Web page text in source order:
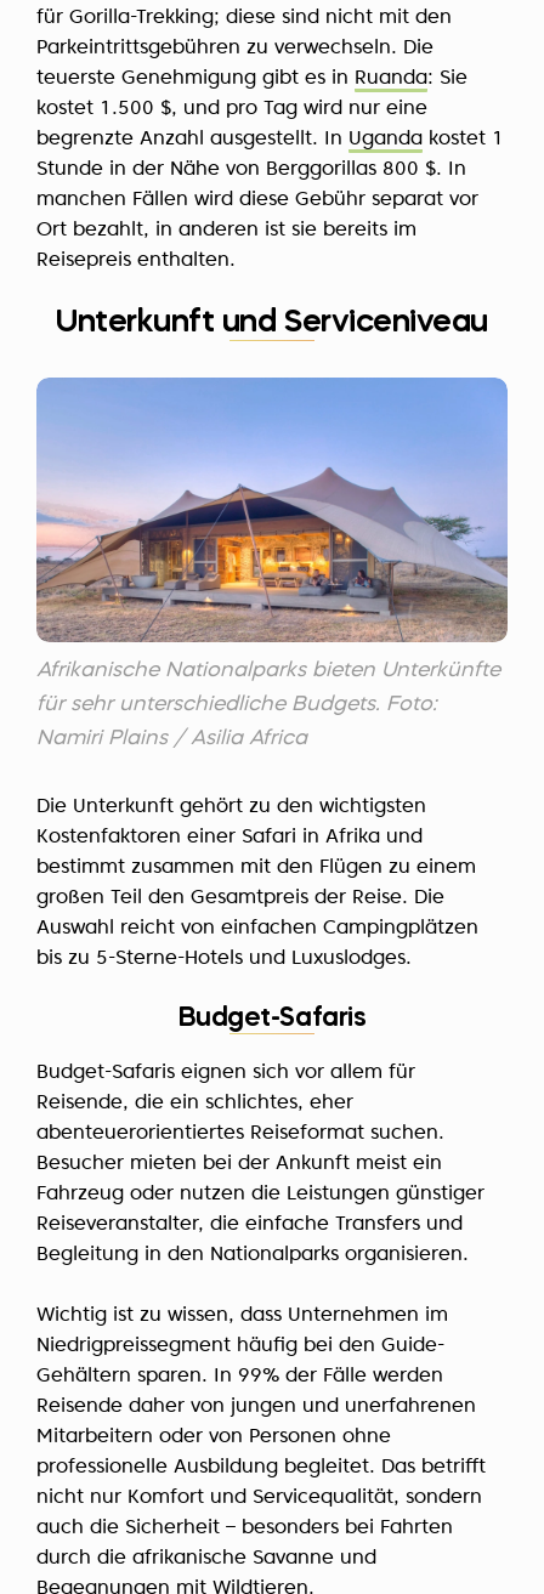
für Gorilla-Trekking; diese sind nicht mit den
Parkeintrittsgebühren zu verwechseln. Die
teuerste Genehmigung gibt es in Ruanda: Sie
kostet 1.500 $, und pro Tag wird nur eine
begrenzte Anzahl ausgestellt. In Uganda kostet 1
Stunde in der Nähe von Berggorillas 800 $. In
manchen Fällen wird diese Gebühr separat vor
Ort bezahlt, in anderen ist sie bereits im
Reisepreis enthalten.
Unterkunft und Serviceniveau
Afrikanische Nationalparks bieten Unterkünfte
für sehr unterschiedliche Budgets. Foto:
Namiri Plains / Asilia Africa
Die Unterkunft gehört zu den wichtigsten
Kostenfaktoren einer Safari in Afrika und
bestimmt zusammen mit den Flügen zu einem
großen Teil den Gesamtpreis der Reise. Die
Auswahl reicht von einfachen Campingplätzen
bis zu 5-Sterne-Hotels und Luxuslodges.
Budget-Safaris
Budget-Safaris eignen sich vor allem für
Reisende, die ein schlichtes, eher
abenteuerorientiertes Reiseformat suchen.
Besucher mieten bei der Ankunft meist ein
Fahrzeug oder nutzen die Leistungen günstiger
Reiseveranstalter, die einfache Transfers und
Begleitung in den Nationalparks organisieren.
Wichtig ist zu wissen, dass Unternehmen im
Niedrigpreissegment häufig bei den Guide-
Gehältern sparen. In 99% der Fälle werden
Reisende daher von jungen und unerfahrenen
Mitarbeitern oder von Personen ohne
professionelle Ausbildung begleitet. Das betrifft
nicht nur Komfort und Servicequalität, sondern
auch die Sicherheit – besonders bei Fahrten
durch die afrikanische Savanne und
Begegnungen mit Wildtieren.